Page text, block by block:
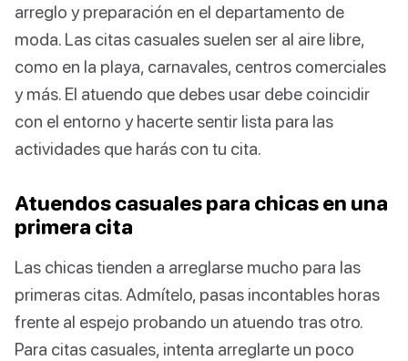
arreglo y preparación en el departamento de
moda. Las citas casuales suelen ser al aire libre,
como en la playa, carnavales, centros comerciales
y más. El atuendo que debes usar debe coincidir
con el entorno y hacerte sentir lista para las
actividades que harás con tu cita.
Atuendos casuales para chicas en una
primera cita
Las chicas tienden a arreglarse mucho para las
primeras citas. Admítelo, pasas incontables horas
frente al espejo probando un atuendo tras otro.
Para citas casuales, intenta arreglarte un poco